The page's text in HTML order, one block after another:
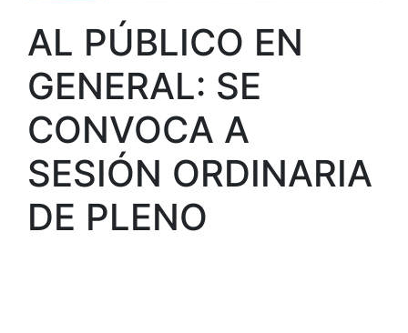
AL PÚBLICO EN
GENERAL: SE
CONVOCA A
SESIÓN ORDINARIA
DE PLENO